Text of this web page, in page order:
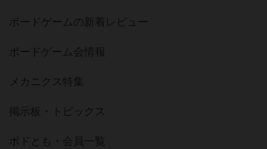
ボードゲームの新着レビュー
ボードゲーム会情報
メカニクス特集
掲示板・トピックス
ボドとも・会員一覧